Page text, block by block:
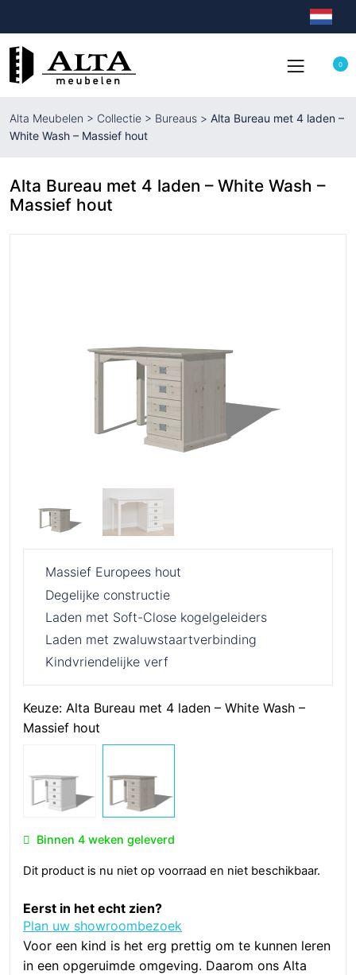
0
Alta Meubelen > Collectie > Bureaus > Alta Bureau met 4 laden –
White Wash – Massief hout
Alta Bureau met 4 laden – White Wash –
Massief hout
Massief Europees hout
Degelijke constructie
Laden met Soft-Close kogelgeleiders
Laden met zwaluwstaartverbinding
Kindvriendelijke verf
Keuze: Alta Bureau met 4 laden – White Wash –
Massief hout
Binnen 4 weken geleverd
Dit product is nu niet op voorraad en niet beschikbaar.
Eerst in het echt zien?
Plan uw showroombezoek
Voor een kind is het erg prettig om te kunnen leren
in een opgeruimde omgeving. Daarom ons Alta